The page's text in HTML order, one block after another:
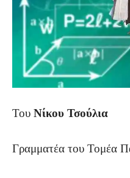
Του Νίκου Τσούλια
Γραμματέα του Τομέα